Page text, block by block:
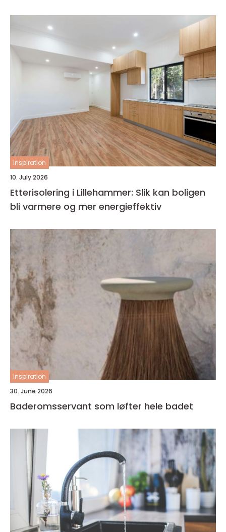
inspiration
10. July 2026
Etterisolering i Lillehammer: Slik kan boligen
bli varmere og mer energieffektiv
inspiration
30. June 2026
Baderomsservant som løfter hele badet